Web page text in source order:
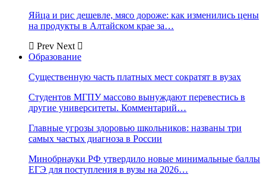
Яйца и рис дешевле, мясо дороже: как изменились цены
на продукты в Алтайском крае за…
Prev Next
Образование
Существенную часть платных мест сократят в вузах
Студентов МГПУ массово вынуждают перевестись в
другие университеты. Комментарий…
Главные угрозы здоровью школьников: названы три
самых частых диагноза в России
Минобрнауки РФ утвердило новые минимальные баллы
ЕГЭ для поступления в вузы на 2026…